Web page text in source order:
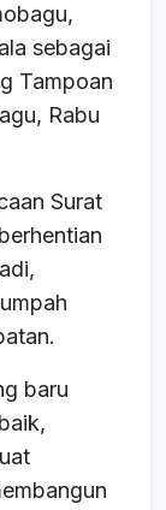
sebagai
Tampoan
Rabu
Surat
baru